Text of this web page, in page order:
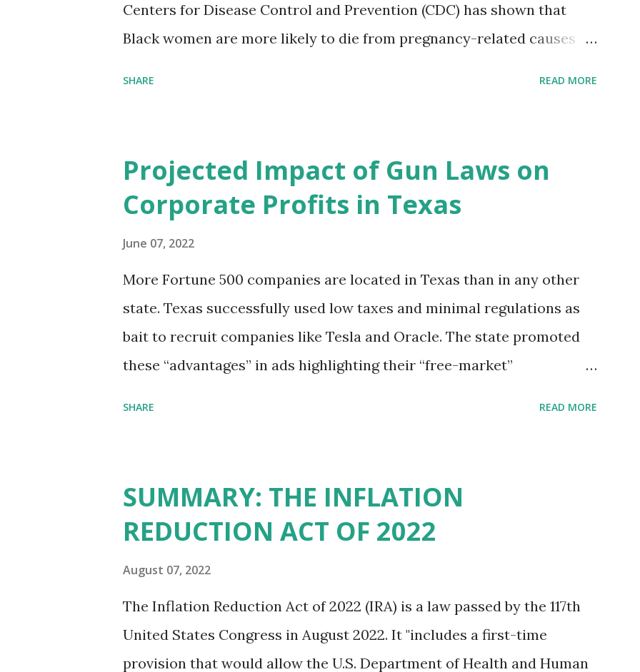
Centers for Disease Control and Prevention (CDC) has shown that
Black women are more likely to die from pregnancy-related causes
problem. Through our proposed impact investing vehicle , the
Maternal Health Financing Facility for Black Women (MHFFBW), we
aim to tackle the mortality gap and support Black women during
SHARE READ MORE
Projected Impact of Gun Laws on
Corporate Profits in Texas
June 07, 2022
More Fortune 500 companies are located in Texas than in any other
state. Texas successfully used low taxes and minimal regulations as
bait to recruit companies like Tesla and Oracle. The state promoted
these “advantages” in ads highlighting their “free-market”
list generate $2.2 trillion in revenue, $158 billion in profit. They have a
market value of $3.8 trillion and employ 2.5 million people nationwide.
We continue to believe this increased corporate presence in Texas
SHARE READ MORE
SUMMARY: THE INFLATION
REDUCTION ACT OF 2022
August 07, 2022
The Inflation Reduction Act of 2022 (IRA) is a law passed by the 117th
United States Congress in August 2022. It "includes a first-time
provision that would allow the U.S. Department of Health and Human